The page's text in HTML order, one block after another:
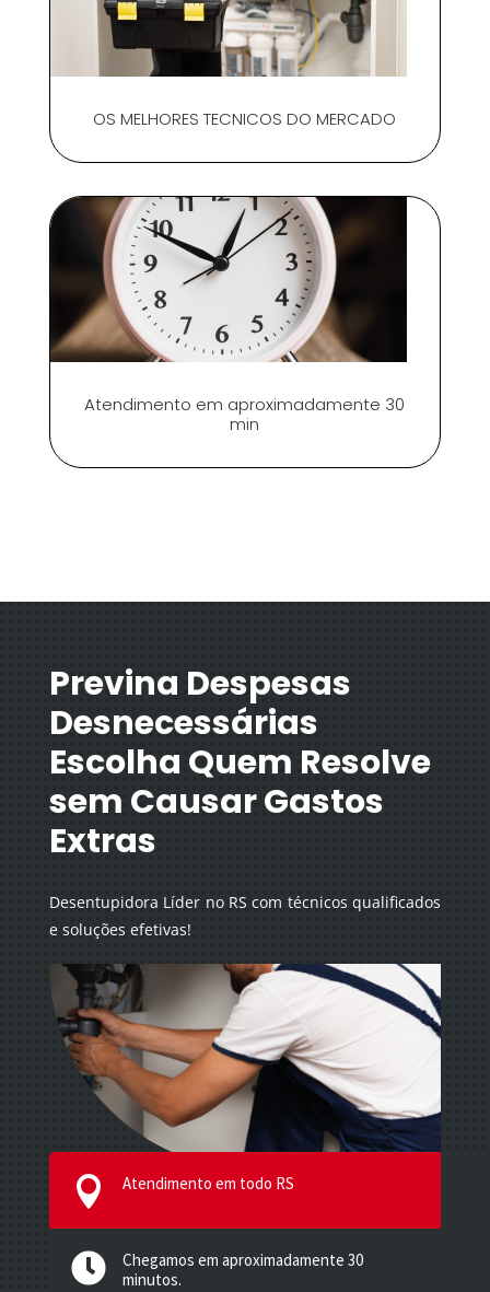
OS MELHORES TECNICOS DO MERCADO
Atendimento em aproximadamente 30
min
Previna Despesas
Desnecessárias
Escolha Quem Resolve
sem Causar Gastos
Extras
Desentupidora Líder no RS com técnicos qualificados
e soluções efetivas!
 Atendimento em todo RS

Chegamos em aproximadamente 30
minutos.